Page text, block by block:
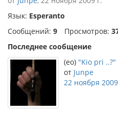
Язык: Esperanto
Сообщений: 9 Просмотров:
Последнее сообщение
(eo) "Kio pri
от Junpe
22 ноября